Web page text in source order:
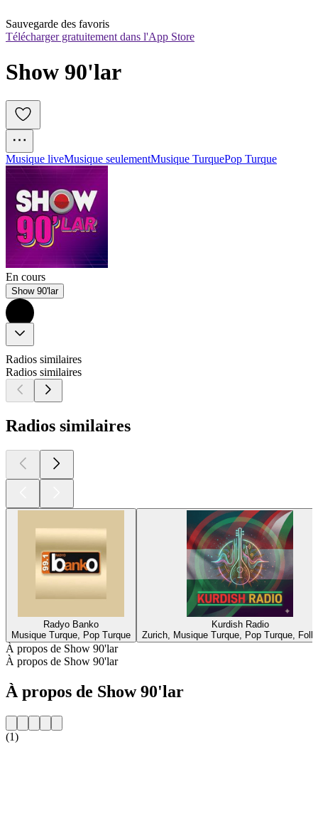
Sauvegarde des favoris
Télécharger gratuitement dans l'App Store
Show 90'lar
Musique liveMusique seulementMusique TurquePop Turque
En cours
Show 90'lar
Radios similaires
Radios similaires
Radios similaires
Radyo Banko
Musique Turque, Pop Turque
Kurdish Radio
Zurich, Musique Turque, Pop Turque,
À propos de Show 90'lar
À propos de Show 90'lar
À propos de Show 90'lar
(1)